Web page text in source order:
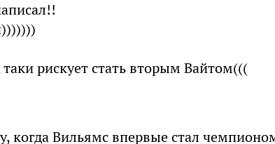
рискует стать вторым Вайтом(((
когда Вильямс впервые стал